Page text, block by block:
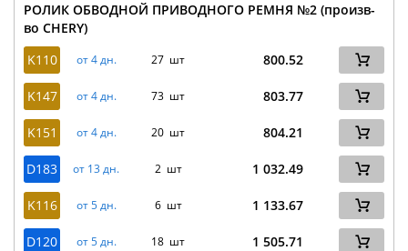
РОЛИК ОБВОДНОЙ ПРИВОДНОГО РЕМНЯ №2 (произв-
во CHERY)
K110
от 4 дн. 27 шт 800.52
K147 от 4 дн. 73 шт 803.77
K151 от 4 дн. 20 шт 804.21
D183 от 13 дн. 2 шт 1 032.49
K116 от 5 дн. 6 шт 1 133.67
D120 от 5 дн. 18 шт 1 505.71